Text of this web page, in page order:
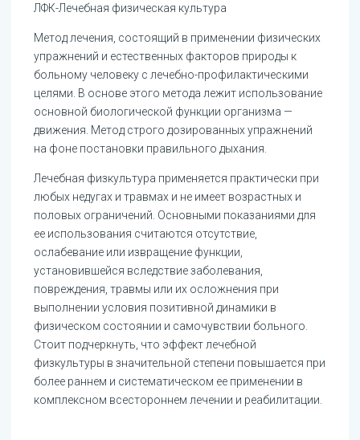
ЛФК-Лечебная физическая культура
Метод лечения, состоящий в применении физических
упражнений и естественных факторов природы к
больному человеку с лечебно-профилактическими
целями. В основе этого метода лежит использование
основной биологической функции организма —
движения. Метод строго дозированных упражнений
на фоне постановки правильного дыхания.
Лечебная физкультура применяется практически при
любых недугах и травмах и не имеет возрастных и
половых ограничений. Основными показаниями для
ее использования считаются отсутствие,
ослабевание или извращение функции,
установившейся вследствие заболевания,
повреждения, травмы или их осложнения при
выполнении условия позитивной динамики в
физическом состоянии и самочувствии больного.
Стоит подчеркнуть, что эффект лечебной
физкультуры в значительной степени повышается при
более раннем и систематическом ее применении в
комплексном всестороннем лечении и реабилитации.